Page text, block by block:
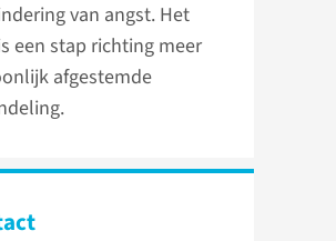
van angst. Het
een stap richting meer
afgestemde